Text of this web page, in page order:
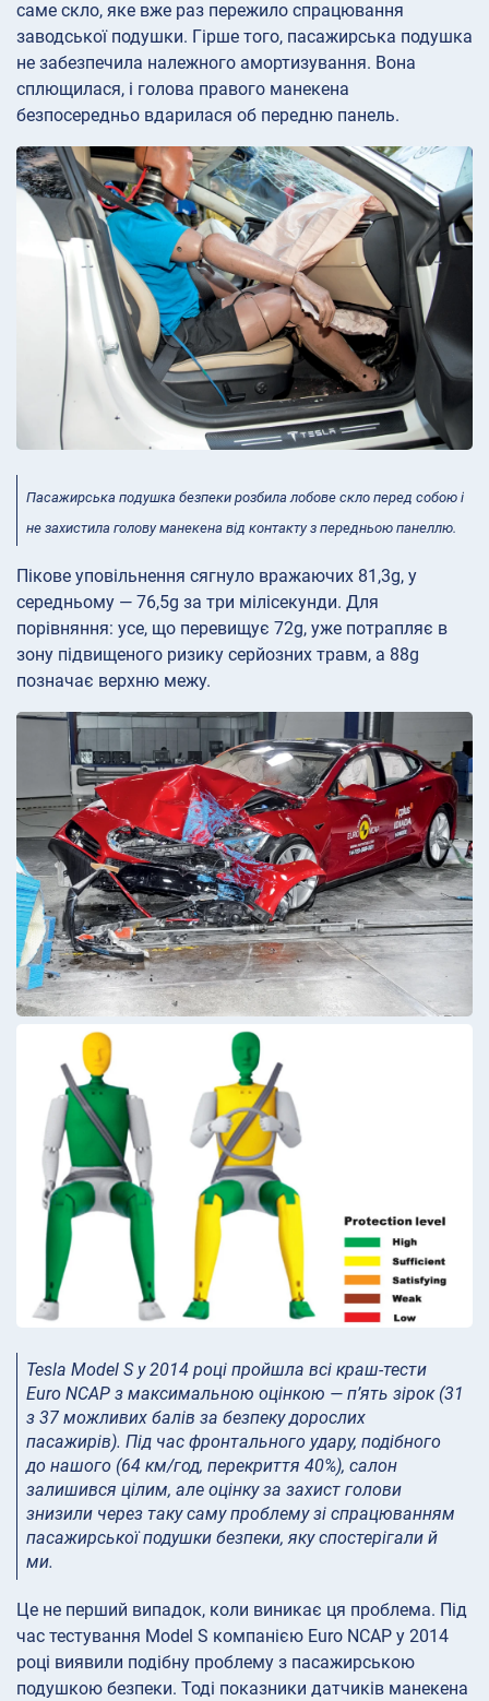
саме скло, яке вже раз пережило спрацювання
заводської подушки. Гірше того, пасажирська подушка
не забезпечила належного амортизування. Вона
сплющилася, і голова правого манекена
безпосередньо вдарилася об передню панель.
Пасажирська подушка безпеки розбила лобове скло перед собою і
не захистила голову манекена від контакту з передньою панеллю.
Пікове уповільнення сягнуло вражаючих 81,3g, у
середньому — 76,5g за три мілісекунди. Для
порівняння: усе, що перевищує 72g, уже потрапляє в
зону підвищеного ризику серйозних травм, а 88g
позначає верхню межу.
Tesla Model S у 2014 році пройшла всі краш-тести
Euro NCAP з максимальною оцінкою — п’ять зірок (31
з 37 можливих балів за безпеку дорослих
пасажирів). Під час фронтального удару, подібного
до нашого (64 км/год, перекриття 40%), салон
залишився цілим, але оцінку за захист голови
знизили через таку саму проблему зі спрацюванням
пасажирської подушки безпеки, яку спостерігали й
ми.
Це не перший випадок, коли виникає ця проблема. Під
час тестування Model S компанією Euro NCAP у 2014
році виявили подібну проблему з пасажирською
подушкою безпеки. Тоді показники датчиків манекена